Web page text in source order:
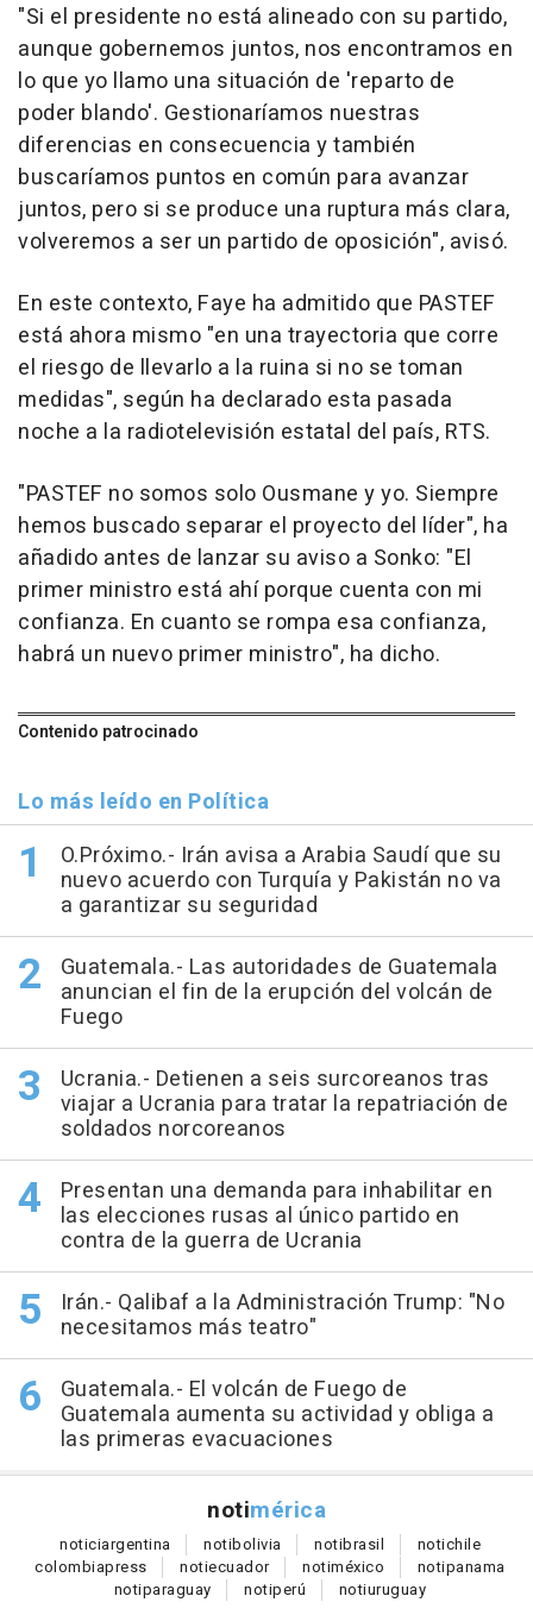
"Si el presidente no está alineado con su partido,
aunque gobernemos juntos, nos encontramos en
lo que yo llamo una situación de 'reparto de
poder blando'. Gestionaríamos nuestras
diferencias en consecuencia y también
buscaríamos puntos en común para avanzar
juntos, pero si se produce una ruptura más clara,
volveremos a ser un partido de oposición", avisó.
En este contexto, Faye ha admitido que PASTEF
está ahora mismo "en una trayectoria que corre
el riesgo de llevarlo a la ruina si no se toman
medidas", según ha declarado esta pasada
noche a la radiotelevisión estatal del país, RTS.
"PASTEF no somos solo Ousmane y yo. Siempre
hemos buscado separar el proyecto del líder", ha
añadido antes de lanzar su aviso a Sonko: "El
primer ministro está ahí porque cuenta con mi
confianza. En cuanto se rompa esa confianza,
habrá un nuevo primer ministro", ha dicho.
Contenido patrocinado
Lo más leído en Política
O.Próximo.- Irán avisa a Arabia Saudí que su
nuevo acuerdo con Turquía y Pakistán no va
a garantizar su seguridad
Guatemala.- Las autoridades de Guatemala
anuncian el fin de la erupción del volcán de
Fuego
Ucrania.- Detienen a seis surcoreanos tras
viajar a Ucrania para tratar la repatriación de
soldados norcoreanos
Presentan una demanda para inhabilitar en
las elecciones rusas al único partido en
contra de la guerra de Ucrania
Irán.- Qalibaf a la Administración Trump: "No
necesitamos más teatro"
Guatemala.- El volcán de Fuego de
Guatemala aumenta su actividad y obliga a
las primeras evacuaciones
notimérica
noticiargentina notibolivia notibrasil notichile
colombiapress notiecuador notiméxico notipanama
notiparaguay notiperú notiuruguay